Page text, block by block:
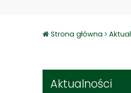
Strona główna
Aktualności